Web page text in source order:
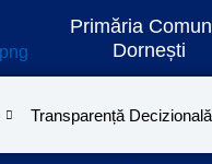
Primăria
Dornești
Transparență Decizională